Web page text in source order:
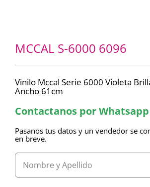
MCCAL S-6000 6096
Vinilo Mccal Serie 6000 Violeta
Ancho 61cm
Contactanos por Whatsapp
Pasanos tus datos y un vendedor se
en breve.